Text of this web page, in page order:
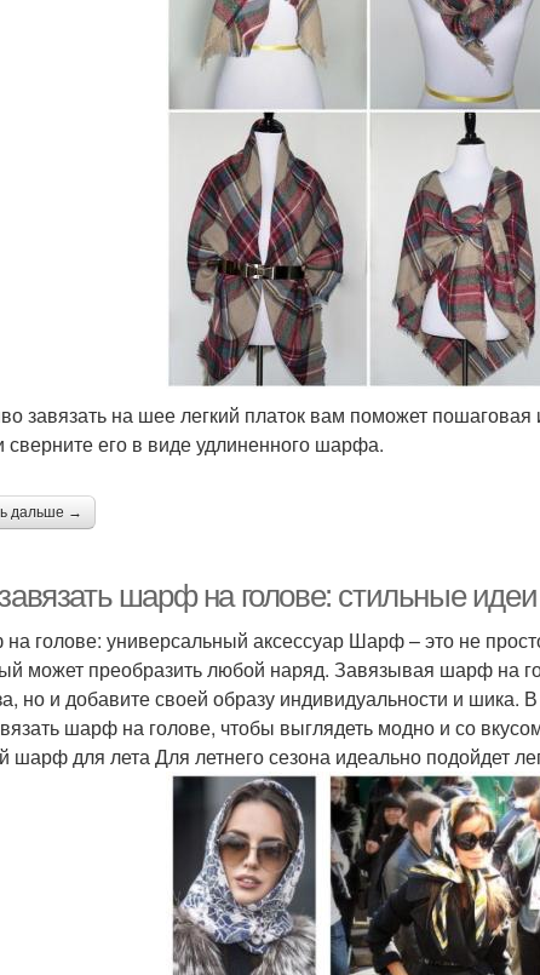
завязать на шее легкий платок вам поможет
сверните его в виде удлиненного шарфа.
дальше →
шарф на голове: стильные идеи
голове: универсальный аксессуар Шарф – это не
может преобразить любой наряд. Завязывая шарф на
но и добавите своей образу индивидуальности и шика.
шарф на голове, чтобы выглядеть модно и со
шарф для лета Для летнего сезона идеально подойдет